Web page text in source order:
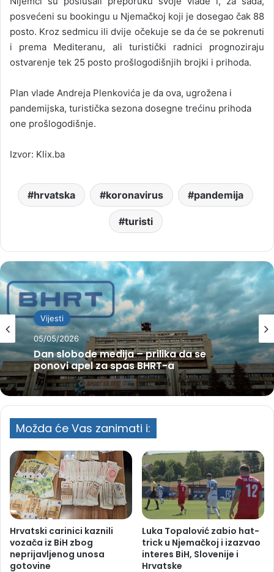
posvećeni su bookingu u Njemačkoj koji je dosegao čak 88
posto. Kroz sedmicu ili dvije očekuje se da će se pokrenuti
i prema Mediteranu, ali turistički radnici prognoziraju
ostvarenje tek 25 posto prošlogodišnjih brojki i prihoda.
Plan vlade Andreja Plenkovića je da ova, ugrožena i
pandemijska, turistička sezona dosegne trećinu prihoda
one prošlogodišnje.
Izvor: Klix.ba
hrvatska koronavirus pandemija
turisti
Vijesti
05/05/2026
Dan slobode medija – prilika da se
ponovi apel za spas BHRT-a
Možda će Vas zanimati i:
Hrvatski carinici kaznili
vozača iz BiH zbog
neprijavljenog unosa
gotovine
Luka Topalović zabio hat-
trick u Njemačkoj i izazvao
interes BiH, Slovenije i
Hrvatske